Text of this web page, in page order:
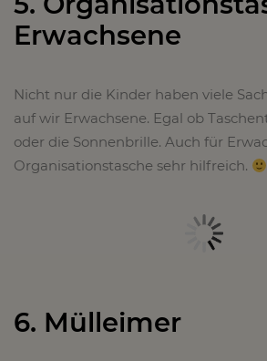
Erwachsene
Nicht nur die Kinder haben viele
auf wir Erwachsene. Egal ob
oder die Sonnenbrille. Auch für
Organisationstasche sehr hilfreich.
6. Mülleimer